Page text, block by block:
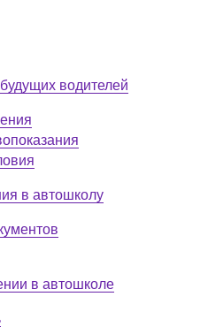
водителей
в автошколу
в автошколе